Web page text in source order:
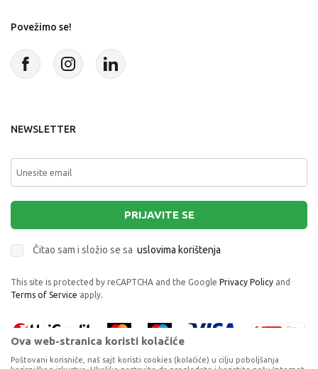
Povežimo se!
NEWSLETTER
PRIJAVITE SE
Čitao sam i složio se sa uslovima korištenja
This site is protected by reCAPTCHA and the Google Privacy Policy and
Terms of Service apply.
Ova web-stranica koristi kolačiće
Poštovani korisniče, naš sajt koristi cookies (kolačiće) u cilju poboljšanja